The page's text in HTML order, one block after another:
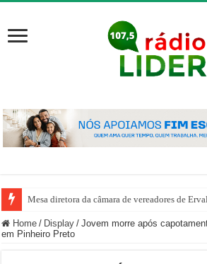
Mesa diretora da câmara de vereadores de
Home / Display / Jovem morre após
em Pinheiro Preto